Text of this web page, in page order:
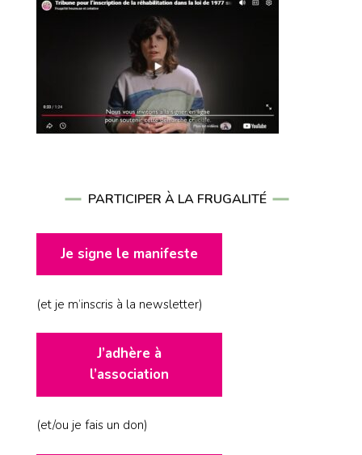
PARTICIPER À LA FRUGALITÉ
Je signe le manifeste
(et je m’inscris à la newsletter)
J’adhère à
l’association
(et/ou je fais un don)